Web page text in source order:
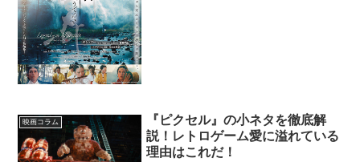
映画コラム
『ピクセル』の小ネタを徹底解
説！レトロゲーム愛に溢れている
理由はこれだ！